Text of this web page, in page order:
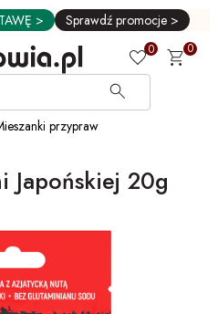
> Sprawdź promocje >
0 0
przypraw
Japońskiej 20g